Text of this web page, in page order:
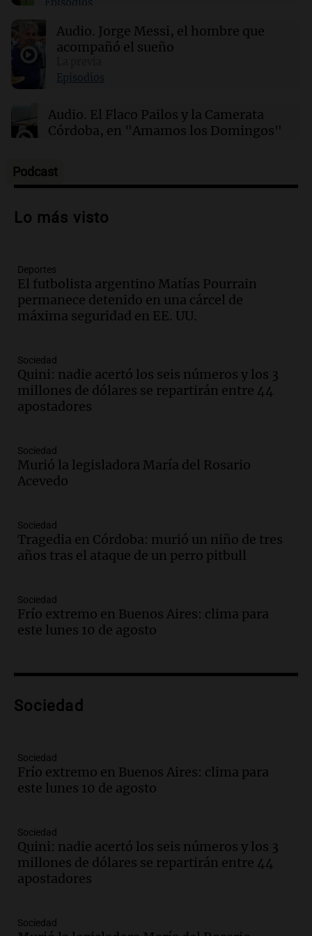
lunes 10 de agosto
00:06 Clima
Clima en CABA: cómo estará el tiempo este
lunes 10 de agosto
Audio. Jorge Messi, el hombre que
acompañó el sueño
Episodios
Audio. El Flaco Pailos y la Camerata
Córdoba, en "Amamos los Domingos"
hablaron de su obra en Cadena 3
Audio.
recuerdo del paso de Juan Pablo II: "Te
traspasaba con la mirada"
Amamos los Domingos
Audio.
un imperdible cordobés para los
amantes de la astronomía
Amamos los Domingos
la historia del club de Irlanda
revolucionado por hinchas argentinos
Amamos los Domingos
Audio.
argentino regresa al país tras conflicto
con Brasil
Audio.Bomberos asisten a senderista
con fractura de tobillo en refugio Doña
Rosa
Episodios
investigación internacional sobre asma
Episodios
Audio.Suspenden descuento en SUBE y
aumentan tarifas del SUBTE en Buenos
Episodios
Audio.Kicillof critica la desregulación
financiera y el aumento de la morosidad
Episodios
Podcast
Lo más visto
Deportes
El futbolista argentino Matías Pourrain
permanece detenido en una cárcel de
máxima seguridad en EE. UU.
Sociedad
Quini: nadie acertó los seis números y los 3
millones de dólares se repartirán entre 44
apostadores
Sociedad
Murió la legisladora María del Rosario
Acevedo
Sociedad
Tragedia en Córdoba: murió un niño de tres
años tras el ataque de un perro pitbull
Sociedad
Frío extremo en Buenos Aires: clima para
este lunes 10 de agosto
Sociedad
Sociedad
Frío extremo en Buenos Aires: clima para
este lunes 10 de agosto
Sociedad
Quini: nadie acertó los seis números y los 3
millones de dólares se repartirán entre 44
apostadores
Sociedad